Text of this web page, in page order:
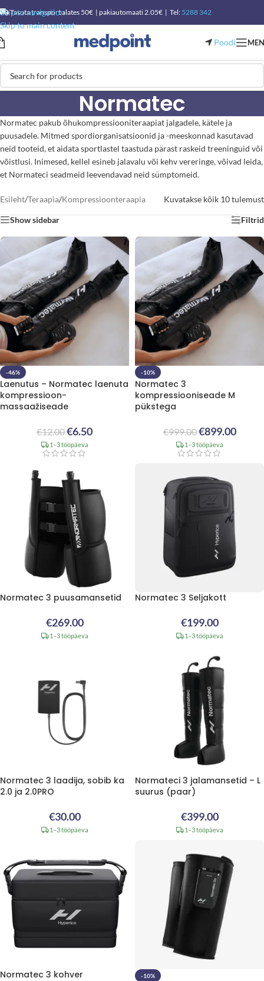
Skip to navigation
Skip to main content
Tasuta transport alates 50€ | pakiautomaati 2.05€ | Tel: 5288 342
Poodi
Normatec
Normatec pakub õhukompressiooniteraapiat jalgadele, kätele ja
puusadele. Mitmed spordiorganisatsioonid ja -meeskonnad kasutavad
neid tooteid, et aidata sportlastel taastuda pärast raskeid treeninguid või
võistlusi. Inimesed, kellel esineb jalavalu või kehv vereringe, võivad leida,
et Normateci seadmeid leevendavad neid sümptomeid.
Esileht/Teraapia/Kompressioonteraapia Kuvatakse kõik 10 tulemust
Show sidebar Filtrid
-46%
Laenutus – Normatec laenuta
kompressioon-
massaažiseade
€12.00€6.50
1–3 tööpäeva
-10%
Normatec 3
kompressiooniseade M
pükstega
€999.00€899.00
1–3 tööpäeva
Normatec 3 puusamansetid
€269.00
1–3 tööpäeva
Normatec 3 Seljakott
€199.00
1–3 tööpäeva
Normatec 3 laadija, sobib ka
2.0 ja 2.0PRO
€30.00
1–3 tööpäeva
Normateci 3 jalamansetid – L
suurus (paar)
€399.00
1–3 tööpäeva
Normatec 3 kohver -10%